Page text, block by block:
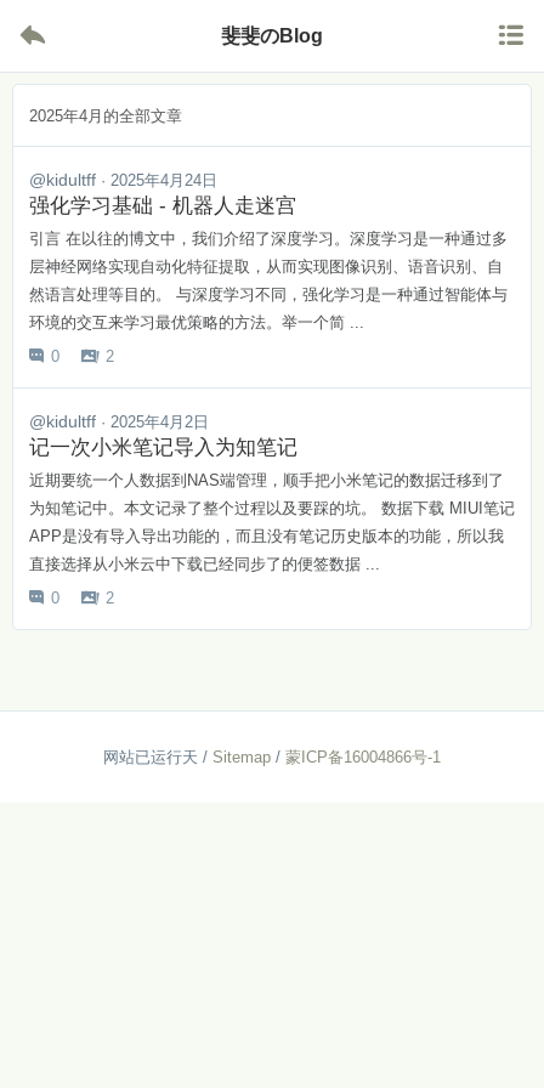
 斐斐のBlog 
2025年4月的全部文章
@kidultff · 2025年4月24日
强化学习基础 - 机器人走迷宫
引言 在以往的博文中，我们介绍了深度学习。深度学习是一种通过多
层神经网络实现自动化特征提取，从而实现图像识别、语音识别、自
然语言处理等目的。 与深度学习不同，强化学习是一种通过智能体与
环境的交互来学习最优策略的方法。举一个简 ...
 0  2
@kidultff · 2025年4月2日
记一次小米笔记导入为知笔记
近期要统一个人数据到NAS端管理，顺手把小米笔记的数据迁移到了
为知笔记中。本文记录了整个过程以及要踩的坑。 数据下载 MIUI笔记
APP是没有导入导出功能的，而且没有笔记历史版本的功能，所以我
直接选择从小米云中下载已经同步了的便签数据 ...
 0  2
网站已运行天 / Sitemap / 蒙ICP备16004866号-1